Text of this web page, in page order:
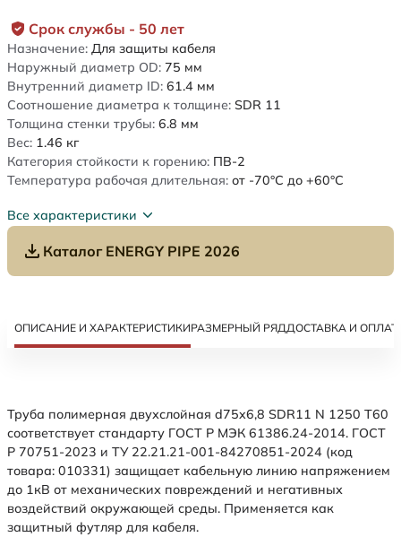
Срок службы - 50 лет
Назначение: Для защиты кабеля
Наружный диаметр OD: 75 мм
Внутренний диаметр ID: 61.4 мм
Соотношение диаметра к толщине: SDR 11
Толщина стенки трубы: 6.8 мм
Вес: 1.46 кг
Категория стойкости к горению: ПВ-2
Температура рабочая длительная: от -70°C до +60°C
Все характеристики
Каталог ENERGY PIPE 2026
ОПИСАНИЕ И ХАРАКТЕРИСТИКИРАЗМЕРНЫЙ РЯДДОСТАВКА И
Труба полимерная двухслойная d75x6,8 SDR11 N 1250 Т60
соответствует стандарту ГОСТ Р МЭК 61386.24-2014. ГОСТ
Р 70751-2023 и ТУ 22.21.21-001-84270851-2024 (код
товара: 010331) защищает кабельную линию напряжением
до 1кВ от механических повреждений и негативных
воздействий окружающей среды. Применяется как
защитный футляр для кабеля.